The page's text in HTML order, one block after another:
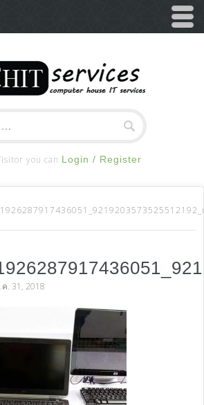
you can Login / Register
ค. 31, 2018